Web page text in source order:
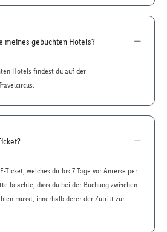
meines gebuchten Hotels?
Hotels findest du auf der
Ticket, welches dir bis 7 Tage vor Anreise per
beachte, dass du bei der Buchung zwischen
musst, innerhalb derer der Zutritt zur